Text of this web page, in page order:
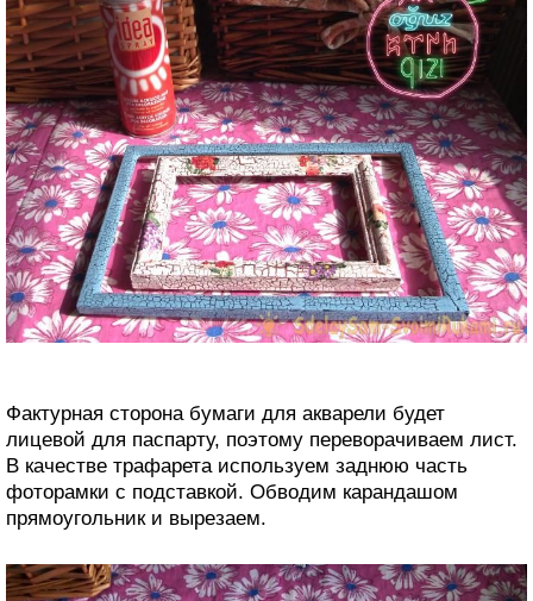
Фактурная сторона бумаги для акварели будет
лицевой для паспарту, поэтому переворачиваем лист.
В качестве трафарета используем заднюю часть
фоторамки с подставкой. Обводим карандашом
прямоугольник и вырезаем.